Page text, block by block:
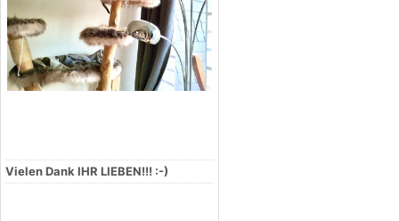
Vielen Dank IHR LIEBEN!!! :-)